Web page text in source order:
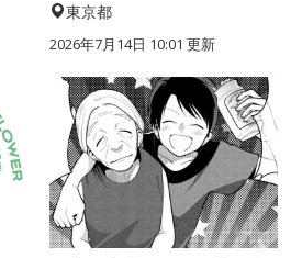
東京都
2026年7月14日 10:01 更新